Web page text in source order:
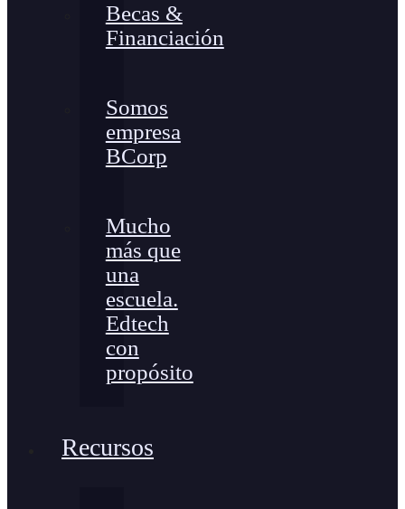
Becas &
Financiación
Somos
empresa
BCorp
Mucho
más que
una
escuela.
Edtech
con
propósito
Recursos